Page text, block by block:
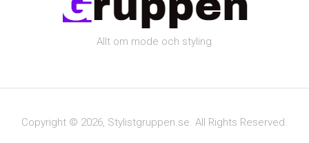
Allt om mode och styling
Copyright © 2026, Stylistgruppen.se. All Rights Reserved.